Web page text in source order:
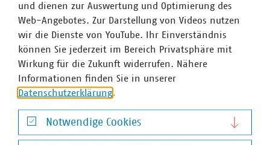
VKU-Bereiche
Zum
und dienen zur Auswertung und Optimierung des
Web-Angebotes. Zur Darstellung von Videos nutzen
wir die Dienste von YouTube. Ihr Einverständnis
können Sie jederzeit im Bereich Privatsphäre mit
Wirkung für die Zukunft widerrufen. Nähere
Informationen finden Sie in unserer
Datenschutzerklärung.
Notwendige Cookies
Notwendige Cookies